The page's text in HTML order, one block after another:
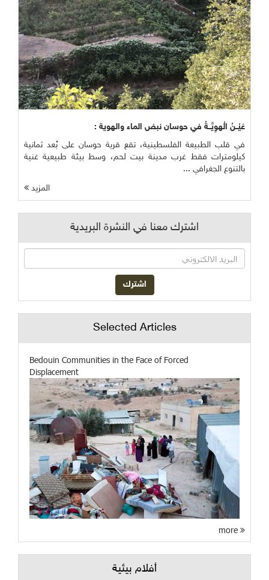
عَيْــنُ الْهوِيَّــةُ في حوسان نبض الماء والهوية :
في قلب الطبيعة الفلسطينية، تقع قرية حوسان على بُعد ثمانية
كيلومترات فقط غرب مدينة بيت لحم، وسط بيئة طبيعية غنية
بالتنوع الجغرافي ...
المزيد
اشترك معنا في النشرة البريدية
Selected Articles
Bedouin Communities in the Face of Forced
Displacement
أفلام بيئية